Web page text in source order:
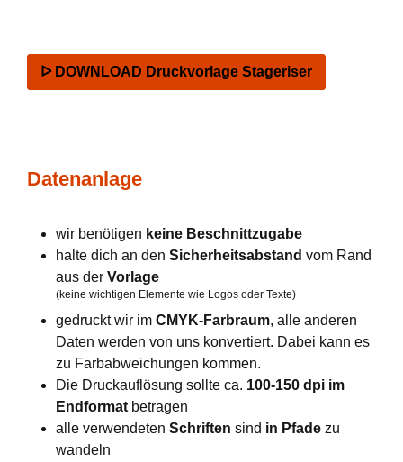
ᐅ DOWNLOAD Druckvorlage Stageriser
Datenanlage
wir benötigen keine Beschnittzugabe
halte dich an den Sicherheitsabstand vom Rand
aus der Vorlage
(keine wichtigen Elemente wie Logos oder Texte)
gedruckt wir im CMYK-Farbraum, alle anderen
Daten werden von uns konvertiert. Dabei kann es
zu Farbabweichungen kommen.
Die Druckauflösung sollte ca. 100-150 dpi im
Endformat betragen
alle verwendeten Schriften sind in Pfade zu
wandeln